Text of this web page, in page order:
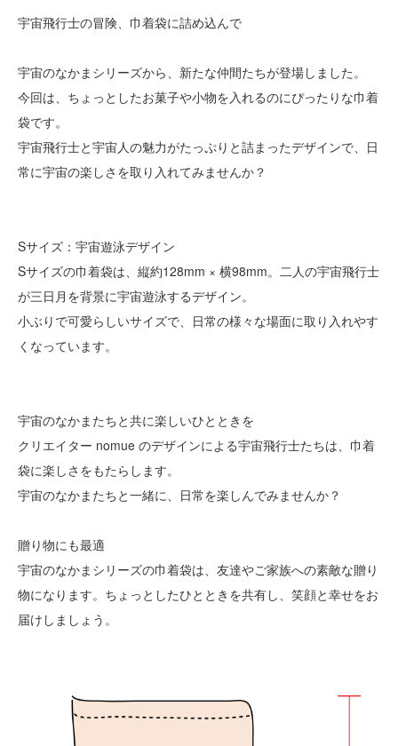
宇宙飛行士の冒険、巾着袋に詰め込んで
宇宙のなかまシリーズから、新たな仲間たちが登場しました。
今回は、ちょっとしたお菓子や小物を入れるのにぴったりな巾着
袋です。
宇宙飛行士と宇宙人の魅力がたっぷりと詰まったデザインで、日
常に宇宙の楽しさを取り入れてみませんか？
Sサイズ：宇宙遊泳デザイン
Sサイズの巾着袋は、縦約128mm × 横98mm。二人の宇宙飛行士
が三日月を背景に宇宙遊泳するデザイン。
小ぶりで可愛らしいサイズで、日常の様々な場面に取り入れやす
くなっています。
宇宙のなかまたちと共に楽しいひとときを
クリエイター nomue のデザインによる宇宙飛行士たちは、巾着
袋に楽しさをもたらします。
宇宙のなかまたちと一緒に、日常を楽しんでみませんか？
贈り物にも最適
宇宙のなかまシリーズの巾着袋は、友達やご家族への素敵な贈り
物になります。ちょっとしたひとときを共有し、笑顔と幸せをお
届けしましょう。